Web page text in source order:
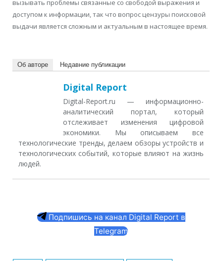
вызывать проблемы связанные со свободой выражения и
доступом к информации, так что вопрос цензуры поисковой
выдачи является сложным и актуальным в настоящее время.
Об авторе Недавние публикации
Digital Report
Digital-Report.ru — информационно-
аналитический портал, который
отслеживает изменения цифровой
экономики. Мы описываем все
технологические тренды, делаем обзоры устройств и
технологических событий, которые влияют на жизнь
людей.
Подпишись на канал Digital Report в
Telegram